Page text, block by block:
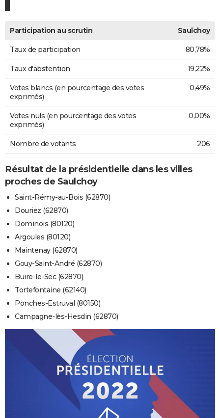
Participation au scrutin Saulchoy
Taux de participation 80,78%
Taux d'abstention 19,22%
Votes blancs (en pourcentage des votes
exprimés)
0,49%
Votes nuls (en pourcentage des votes
exprimés)
0,00%
Nombre de votants 206
Résultat de la présidentielle dans les villes
proches de Saulchoy
Saint-Rémy-au-Bois (62870)
Douriez (62870)
Dominois (80120)
Argoules (80120)
Maintenay (62870)
Gouy-Saint-André (62870)
Buire-le-Sec (62870)
Tortefontaine (62140)
Ponches-Estruval (80150)
Campagne-lès-Hesdin (62870)